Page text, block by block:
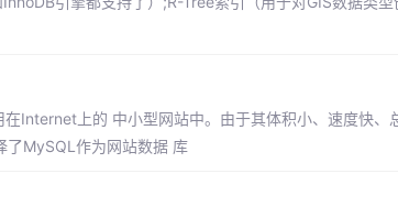
Internet上的 中小型网站中。由于其体积小、速度快、
了MySQL作为网站数据 库